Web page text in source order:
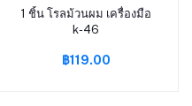
หยิบใส่ตะกร้า
1 ชิ้น โรลม้วนผม เครื่องมือ
k-46
฿119.00